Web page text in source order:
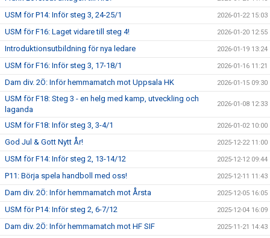
USM för P14: Inför steg 3, 24-25/1 2026-01-22 15:03
USM för F16: Laget vidare till steg 4! 2026-01-20 12:55
Introduktionsutbildning för nya ledare 2026-01-19 13:24
USM för F16: Inför steg 3, 17-18/1 2026-01-16 11:21
Dam div. 2Ö: Inför hemmamatch mot Uppsala HK 2026-01-15 09:30
USM för F18: Steg 3 - en helg med kamp, utveckling och
laganda
2026-01-08 12:33
USM för F18: Inför steg 3, 3-4/1 2026-01-02 10:00
God Jul & Gott Nytt År! 2025-12-22 11:00
USM för F14: Inför steg 2, 13-14/12 2025-12-12 09:44
P11: Börja spela handboll med oss! 2025-12-11 11:43
Dam div. 2Ö: Inför hemmamatch mot Årsta 2025-12-05 16:05
USM för P14: Inför steg 2, 6-7/12 2025-12-04 16:09
Dam div. 2Ö: Inför hemmamatch mot HF SIF 2025-11-21 14:43